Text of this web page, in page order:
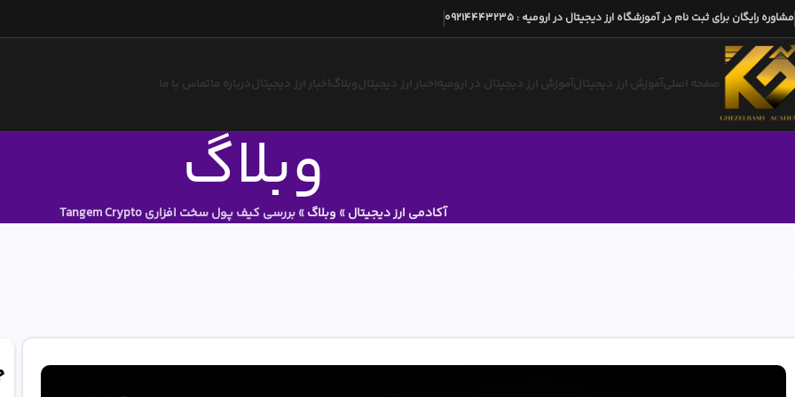
مشاوره رایگان برای ثبت نام در آموزشگاه ارز دیجیتال در ارومیه :
09214443235
صفحه اصلیآموزش ارز دیجیتالآموزش ارز دیجیتال در ارومیه اخبار ارز دیجیتالوبلاگ اخبار ارز دیجیتالدرباره ماتماس با ما
وبلاگ آکادمی ارز دیجیتال» وبلاگ»بررسی کیف پول سخت افزاری Tangem Crypto